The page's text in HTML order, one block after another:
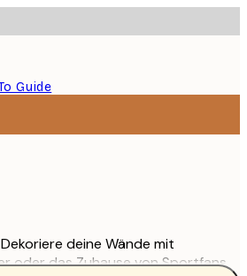
Guide
deine Wände mit
oder das Zuhause von Sportfans.